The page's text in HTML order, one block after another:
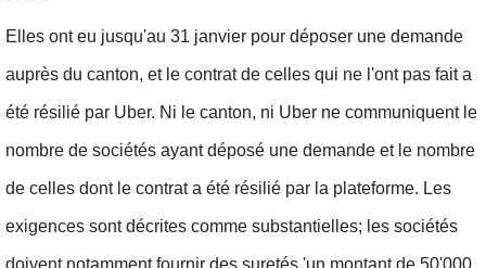
Elles ont eu jusqu'au 31 janvier pour déposer une demande
auprès du canton, et le contrat de celles qui ne l'ont pas fait a
été résilié par Uber. Ni le canton, ni Uber ne communiquent le
nombre de sociétés ayant déposé une demande et le nombre
de celles dont le contrat a été résilié par la plateforme. Les
exigences sont décrites comme substantielles; les sociétés
doivent notamment fournir des suretés 'un montant de 50'000